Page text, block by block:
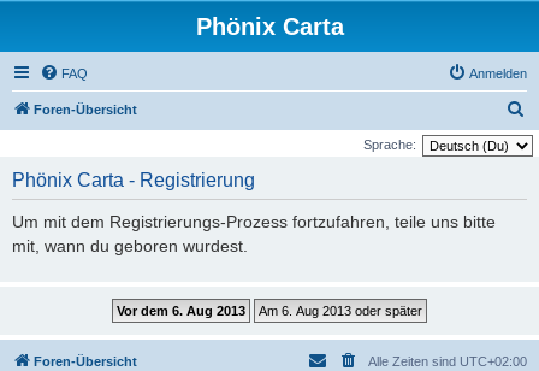
Phönix Carta
FAQ Anmelden
Foren-Übersicht
u
Sprache:
Phönix Carta - Registrierung
Um mit dem Registrierungs-Prozess fortzufahren, teile uns bitte
mit, wann du geboren wurdest.
Foren-Übersicht Alle Zeiten sind UTC+02:00